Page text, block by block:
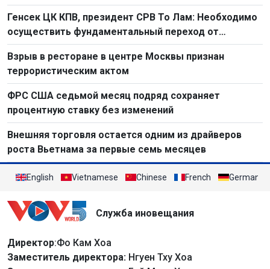
деятельности 2026 г.
Генсек ЦК КПВ, президент СРВ То Лам: Необходимо
осуществить фундаментальный переход от
простого труда к созидательному труду
Взрыв в ресторане в центре Москвы признан
террористическим актом
ФРС США седьмой месяц подряд сохраняет
процентную ставку без изменений
Внешняя торговля остается одним из драйверов
роста Вьетнама за первые семь месяцев
English Vietnamese Chinese French German
Служба иновещания
Директор:Фо Кам Хоа
Заместитель директора: Нгуен Тху Хоа